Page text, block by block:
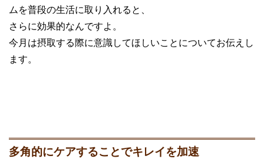
ムを普段の生活に取り入れると、
さらに効果的なんですよ。
今月は摂取する際に意識してほしいことについてお伝えし
ます。
多角的にケアすることでキレイを加速